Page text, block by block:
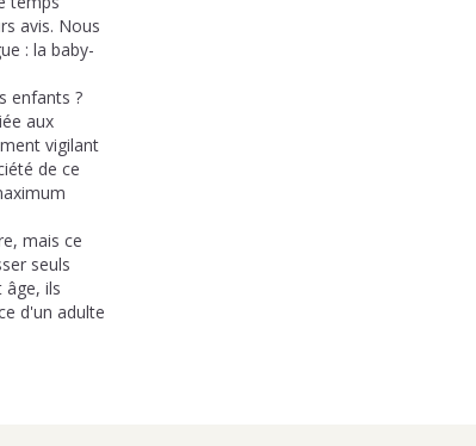
avis. Nous
: la baby-
enfants ?
aux
vigilant
de ce
mais ce
seuls
âge, ils
d'un adulte